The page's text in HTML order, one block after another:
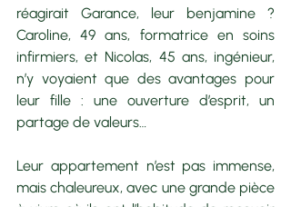
réagirait Garance, leur benjamine ?
Caroline, 49 ans, formatrice en soins
infirmiers, et Nicolas, 45 ans, ingénieur,
n’y voyaient que des avantages pour
leur fille : une ouverture d’esprit, un
partage de valeurs…
Leur appartement n’est pas immense,
mais chaleureux, avec une grande pièce